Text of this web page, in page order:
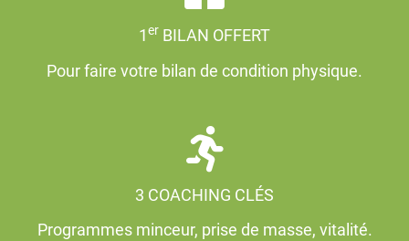
1er BILAN OFFERT
Pour faire votre bilan de condition physique.
3 COACHING CLÉS
Programmes minceur, prise de masse, vitalité.